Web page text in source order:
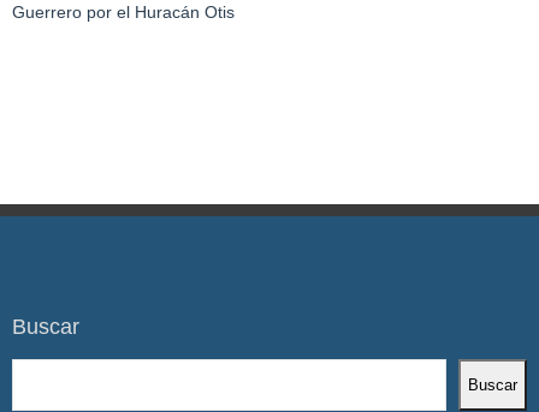
Guerrero por el Huracán Otis
Buscar
Buscar